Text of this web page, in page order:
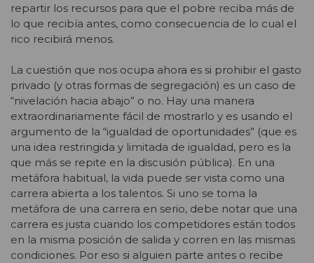
repartir los recursos para que el pobre reciba más de
lo que recibía antes, como consecuencia de lo cual el
rico recibirá menos.
La cuestión que nos ocupa ahora es si prohibir el gasto
privado (y otras formas de segregación) es un caso de
“nivelación hacia abajo” o no. Hay una manera
extraordinariamente fácil de mostrarlo y es usando el
argumento de la “igualdad de oportunidades” (que es
una idea restringida y limitada de igualdad, pero es la
que más se repite en la discusión pública). En una
metáfora habitual, la vida puede ser vista como una
carrera abierta a los talentos. Si uno se toma la
metáfora de una carrera en serio, debe notar que una
carrera es justa cuando los competidores están todos
en la misma posición de salida y corren en las mismas
condiciones. Por eso si alguien parte antes o recibe